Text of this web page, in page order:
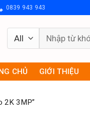
0839 943 943
Tìm
kiếm:
CHỦ GIỚI THIỆU
2K 3MP”